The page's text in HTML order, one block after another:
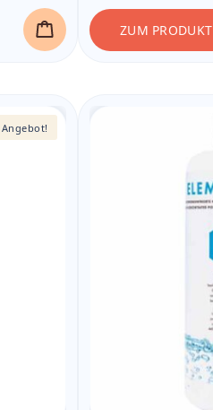
ZUM PRODUKT
Angebot!